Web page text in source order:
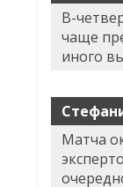
В-
чаще
иного
Матча